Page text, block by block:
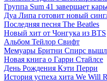
Группа Sum 41 завершает
Дуа Липа готовит новый
Последняя песня The Beatles
Новый хит от Чонгука из BTS
Альбом Тейлор Свифт
Мемуары Бритни Спирс
Новая книга о Гарри Стайлсе
День Рождения Кэти Перри
История успеха хита We Will